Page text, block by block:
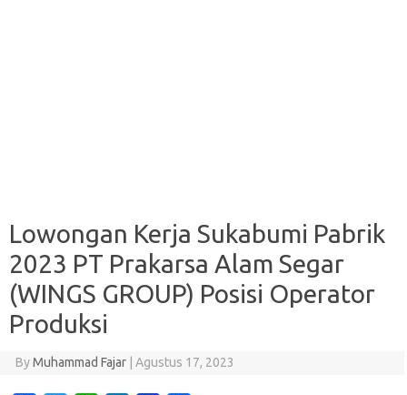
Lowongan Kerja Sukabumi Pabrik
2023 PT Prakarsa Alam Segar
(WINGS GROUP) Posisi Operator
Produksi
ByMuhammad Fajar Agustus 17, 2023